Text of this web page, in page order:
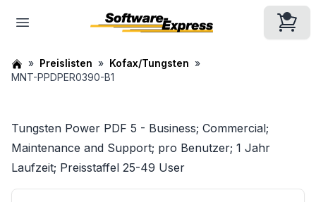
Preislisten
Kofax/Tungsten
MNT-PPDPER0390-B1
Tungsten Power PDF 5 - Business; Commercial;
Maintenance and Support; pro Benutzer; 1 Jahr
Laufzeit; Preisstaffel 25-49 User